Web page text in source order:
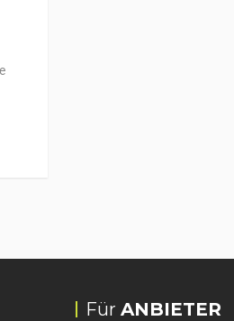
Für ANBIETER